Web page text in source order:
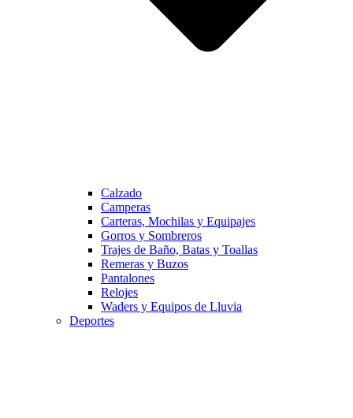
Calzado
Camperas
Carteras, Mochilas y Equipajes
Gorros y Sombreros
Trajes de Baño, Batas y Toallas
Remeras y Buzos
Pantalones
Relojes
Waders y Equipos de Lluvia
Deportes